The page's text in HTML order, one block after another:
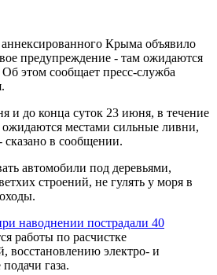
Крыма объявило
предупреждение - там ожидаются
этом сообщает пресс-служба
и до конца суток 23 июня, в течение
местами сильные ливни,
в сообщении.
автомобили под деревьями,
строений, не гулять у моря в
наводнении пострадали 40
работы по расчистке
восстановлению электро- и
газа.